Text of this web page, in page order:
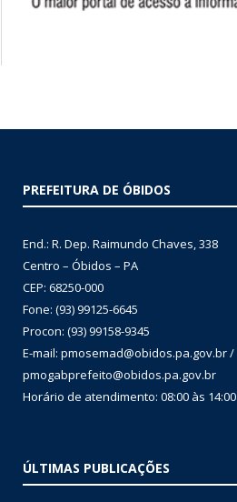
PREFEITURA DE ÓBIDOS
End.: R. Dep. Raimundo Chaves, 338
Centro – Óbidos – PA
CEP: 68250-000
Fone: (93) 99125-6645
Procon: (93) 99158-9345
E-mail: pmosemad@obidos.pa.gov.br /
pmogabprefeito@obidos.pa.gov.br
Horário de atendimento: 08:00 às 14:00
ÚLTIMAS PUBLICAÇÕES